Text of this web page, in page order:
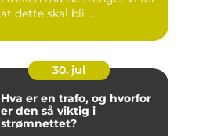
at dette skal bli ...
30. jul
Hva er en trafo, og hvorfor
er den så viktig i
strømnettet?